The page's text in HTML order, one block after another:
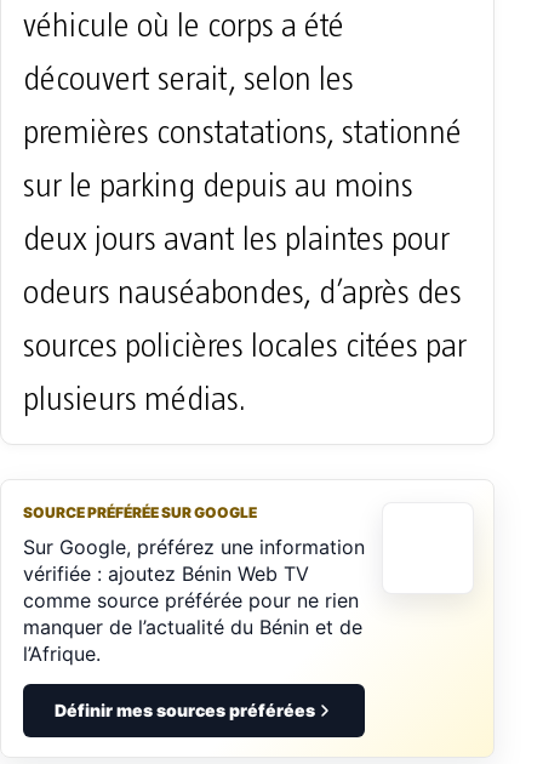
véhicule où le corps a été
découvert serait, selon les
premières constatations, stationné
sur le parking depuis au moins
deux jours avant les plaintes pour
odeurs nauséabondes, d’après des
sources policières locales citées par
plusieurs médias.
SOURCE PRÉFÉRÉE SUR GOOGLE
Sur Google, préférez une information
vérifiée : ajoutez Bénin Web TV
comme source préférée pour ne rien
manquer de l’actualité du Bénin et de
l’Afrique.
Définir mes sources préférées